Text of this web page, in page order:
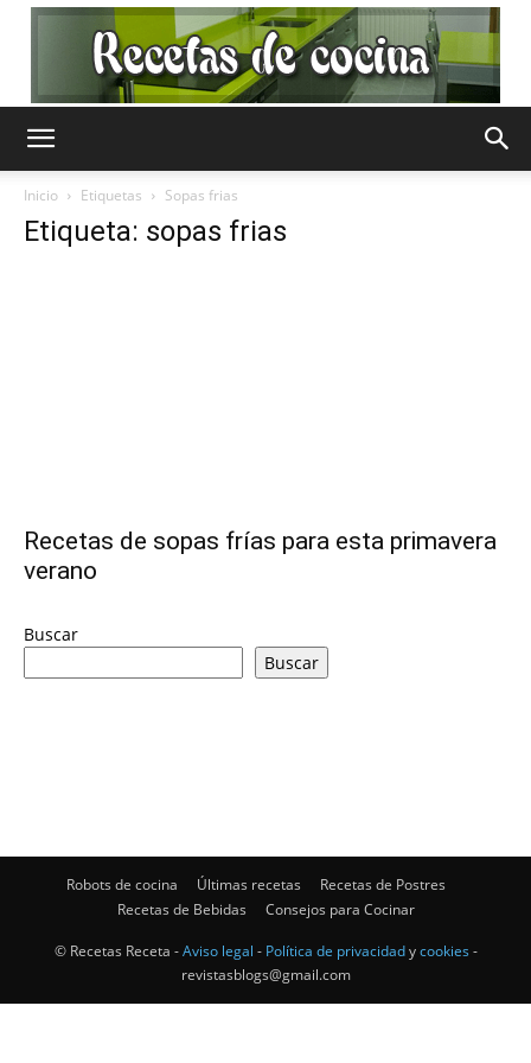
Online
|
Inicio Etiquetas Sopas frias
Etiqueta: sopas frias
Recetas de sopas frías para esta primavera
verano
Buscar
Buscar
Robots de cocina Últimas recetas
Recetas de Postres
Recetas de Bebidas
Consejos para Cocinar
© Recetas Receta -Aviso legal - Política de privacidadycookies -
revistasblogs@gmail.com